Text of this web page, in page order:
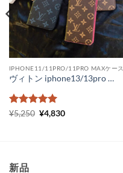
IPHONE11/11PRO/11PRO MAXケース
ヴィトン iphone13/13pro ケース コピー 手帳型 ルイヴィトンスマホケースiPhone13プロ モノグラム ビィトン iphone 手帳 型 ケース ダミエ柄 メンズ レディース
5段階中5の
¥5,250 元
¥4,830現
新品